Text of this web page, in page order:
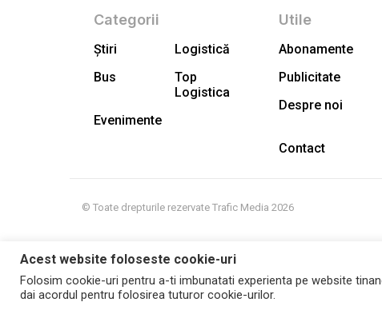
Categorii
Știri
Logistică
Bus
Top
Logistica
Evenimente
Utile
Abonamente
Publicitate
Despre noi
Contact
© Toate drepturile rezervate Trafic Media 2026
Acest website foloseste cookie-uri
Folosim cookie-uri pentru a-ti imbunatati experienta pe website
dai acordul pentru folosirea tuturor cookie-urilor.